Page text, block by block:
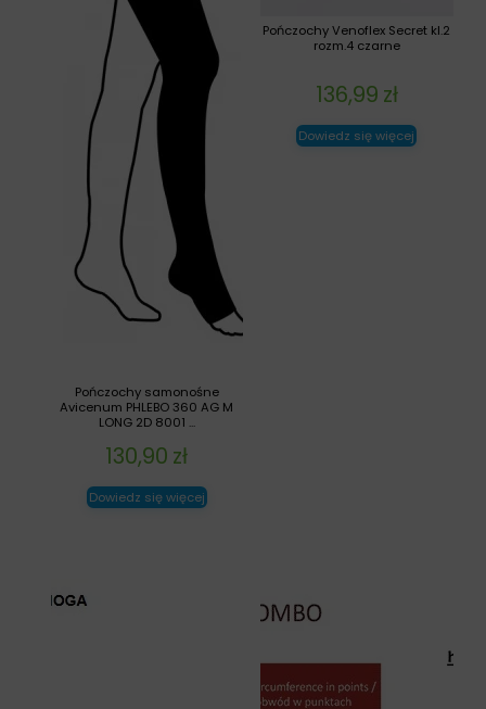
Pończochy Venoflex Secret kl.2
rozm.4 czarne
136,99 zł
Dowiedz się więcej
Pończochy samonośne
Avicenum PHLEBO 360 AG M
LONG 2D 8001 ...
130,90 zł
Dowiedz się więcej